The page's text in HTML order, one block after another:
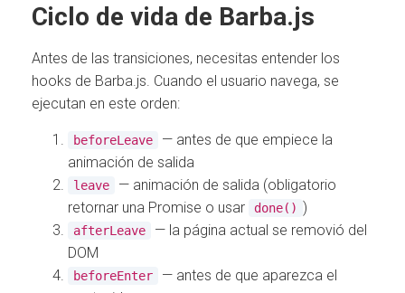
Ciclo de vida de Barba.js
Antes de las transiciones, necesitas entender los
hooks de Barba.js. Cuando el usuario navega, se
ejecutan en este orden:
beforeLeave
— antes de que empiece la
animación de salida
leave
— animación de salida (obligatorio
retornar una Promise o usar
done() )
afterLeave
— la página actual se removió del
DOM
beforeEnter
— antes de que aparezca el